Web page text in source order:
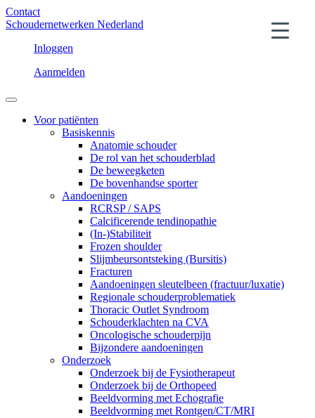
Contact
Schoudernetwerken Nederland
Inloggen
Aanmelden
Voor patiënten
Basiskennis
Anatomie schouder
De rol van het schouderblad
De beweegketen
De bovenhandse sporter
Aandoeningen
RCRSP / SAPS
Calcificerende tendinopathie
(In-)Stabiliteit
Frozen shoulder
Slijmbeursontsteking (Bursitis)
Fracturen
Aandoeningen sleutelbeen (fractuur/luxatie)
Regionale schouderproblematiek
Thoracic Outlet Syndroom
Schouderklachten na CVA
Oncologische schouderpijn
Bijzondere aandoeningen
Onderzoek
Onderzoek bij de Fysiotherapeut
Onderzoek bij de Orthopeed
Beeldvorming met Echografie
Beeldvorming met Rontgen/CT/MRI